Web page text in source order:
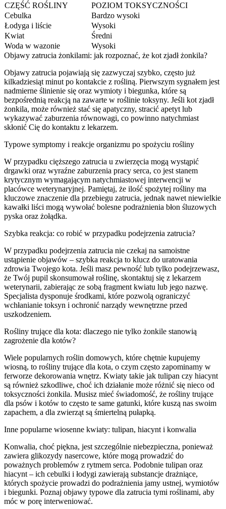
CZĘŚĆ ROŚLINY
POZIOM TOKSYCZNOŚCI
Cebulka
Bardzo wysoki
Łodyga i liście
Wysoki
Kwiat
Średni
Woda w wazonie
Wysoki
Objawy zatrucia żonkilami: jak rozpoznać, że kot zjadł żonkila?
Objawy zatrucia pojawiają się zazwyczaj szybko, często już
kilkadziesiąt minut po kontakcie z rośliną. Pierwszym sygnałem jest
nadmierne ślinienie się oraz wymioty i biegunka, które są
bezpośrednią reakcją na zawarte w roślinie toksyny. Jeśli kot zjadł
żonkila, może również stać się apatyczny, stracić apetyt lub
wykazywać zaburzenia równowagi, co powinno natychmiast
skłonić Cię do kontaktu z lekarzem.
Typowe symptomy i reakcje organizmu po spożyciu rośliny
W przypadku cięższego zatrucia u zwierzęcia mogą wystąpić
drgawki oraz wyraźne zaburzenia pracy serca, co jest stanem
krytycznym wymagającym natychmiastowej interwencji w
placówce weterynaryjnej. Pamiętaj, że ilość spożytej rośliny ma
kluczowe znaczenie dla przebiegu zatrucia, jednak nawet niewielkie
kawałki liści mogą wywołać bolesne podrażnienia błon śluzowych
pyska oraz żołądka.
Szybka reakcja: co robić w przypadku podejrzenia zatrucia?
W przypadku podejrzenia zatrucia nie czekaj na samoistne
ustąpienie objawów – szybka reakcja to klucz do uratowania
zdrowia Twojego kota. Jeśli masz pewność lub tylko podejrzewasz,
że Twój pupil skonsumował roślinę, skontaktuj się z lekarzem
weterynarii, zabierając ze sobą fragment kwiatu lub jego nazwę.
Specjalista dysponuje środkami, które pozwolą ograniczyć
wchłanianie toksyn i ochronić narządy wewnętrzne przed
uszkodzeniem.
Rośliny trujące dla kota: dlaczego nie tylko żonkile stanowią
zagrożenie dla kotów?
Wiele popularnych roślin domowych, które chętnie kupujemy
wiosną, to rośliny trujące dla kota, o czym często zapominamy w
ferworze dekorowania wnętrz. Kwiaty takie jak tulipan czy hiacynt
są również szkodliwe, choć ich działanie może różnić się nieco od
toksyczności żonkila. Musisz mieć świadomość, że rośliny trujące
dla psów i kotów to często te same gatunki, które kuszą nas swoim
zapachem, a dla zwierząt są śmiertelną pułapką.
Inne popularne wiosenne kwiaty: tulipan, hiacynt i konwalia
Konwalia, choć piękna, jest szczególnie niebezpieczna, ponieważ
zawiera glikozydy nasercowe, które mogą prowadzić do
poważnych problemów z rytmem serca. Podobnie tulipan oraz
hiacynt – ich cebulki i łodygi zawierają substancje drażniące,
których spożycie prowadzi do podrażnienia jamy ustnej, wymiotów
i biegunki. Poznaj objawy typowe dla zatrucia tymi roślinami, aby
móc w porę interweniować.